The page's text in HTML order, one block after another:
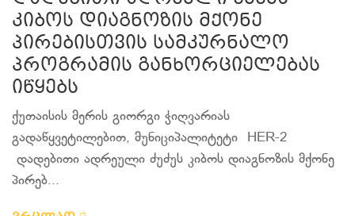
კიბოს დიაგნოზის მქონე
პირებისთვის სამკურნალო
პროგრამის განხორციელებას
იწყებს
ქუთაისის მერის გიორგი ჭიღვარიას
გადაწყვეტილებით, მუნიციპალიტეტი HER-2
დადებითი ადრეული ძუძუს კიბოს დიაგნოზის მქონე
პირებ...